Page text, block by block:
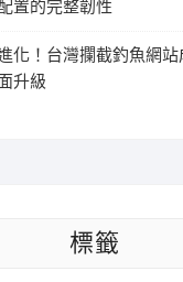
置的完整韌性
化！台灣攔截釣魚網
升級
標籤